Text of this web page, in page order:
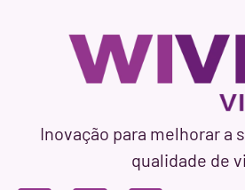
Inovação para melhorar a
qualidade de